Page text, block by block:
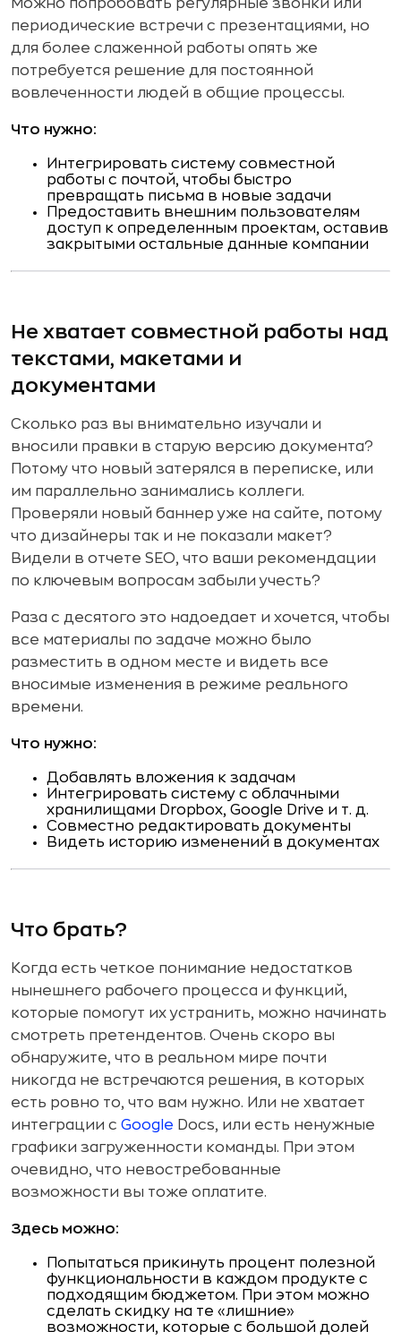
Можно попробовать регулярные звонки или
периодические встречи с презентациями, но
для более слаженной работы опять же
потребуется решение для постоянной
вовлеченности людей в общие процессы.
Что нужно:
Интегрировать систему совместной
работы с почтой, чтобы быстро
превращать письма в новые задачи
Предоставить внешним пользователям
доступ к определенным проектам, оставив
закрытыми остальные данные компании
Не хватает совместной работы над
текстами, макетами и
документами
Сколько раз вы внимательно изучали и
вносили правки в старую версию документа?
Потому что новый затерялся в переписке, или
им параллельно занимались коллеги.
Проверяли новый баннер уже на сайте, потому
что дизайнеры так и не показали макет?
Видели в отчете SEO, что ваши рекомендации
по ключевым вопросам забыли учесть?
Раза с десятого это надоедает и хочется, чтобы
все материалы по задаче можно было
разместить в одном месте и видеть все
вносимые изменения в режиме реального
времени.
Что нужно:
Добавлять вложения к задачам
Интегрировать систему с облачными
хранилищами Dropbox, Google Drive и т. д.
Совместно редактировать документы
Видеть историю изменений в документах
Что брать?
Когда есть четкое понимание недостатков
нынешнего рабочего процесса и функций,
которые помогут их устранить, можно начинать
смотреть претендентов. Очень скоро вы
обнаружите, что в реальном мире почти
никогда не встречаются решения, в которых
есть ровно то, что вам нужно. Или не хватает
интеграции с Google Docs, или есть ненужные
графики загруженности команды. При этом
очевидно, что невостребованные
возможности вы тоже оплатите.
Здесь можно:
Попытаться прикинуть процент полезной
функциональности в каждом продукте с
подходящим бюджетом. При этом можно
сделать скидку на те «лишние»
возможности, которые с большой долей